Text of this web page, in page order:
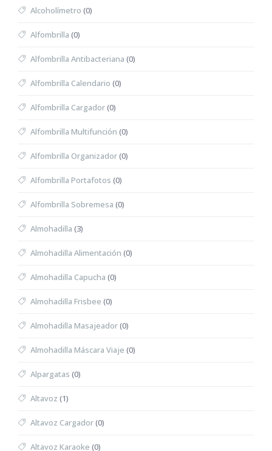
Alcoholímetro (0)
Alfombrilla (0)
Alfombrilla Antibacteriana (0)
Alfombrilla Calendario (0)
Alfombrilla Cargador(0)
Alfombrilla Multifunción (0)
Alfombrilla Organizador(0)
Alfombrilla Portafotos (0)
Alfombrilla Sobremesa (0)
Almohadilla (3)
Almohadilla Alimentación (0)
Almohadilla Capucha (0)
Almohadilla Frisbee (0)
Almohadilla Masajeador(0)
Almohadilla Máscara Viaje (0)
Alpargatas (0)
Altavoz (1)
Altavoz Cargador(0)
Altavoz Karaoke (0)